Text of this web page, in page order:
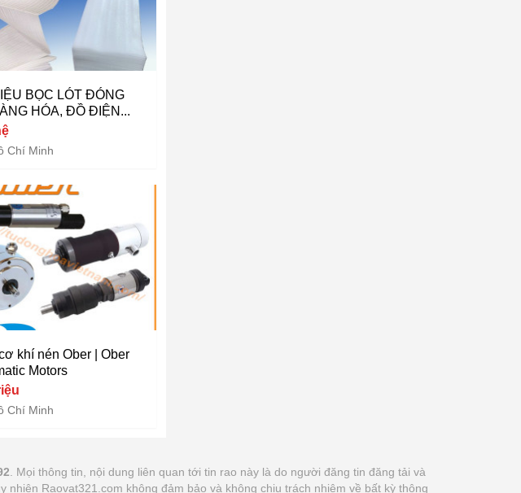
BỌC LÓT ĐÓNG
HÓA, ĐỒ ĐIỆN...
Chí Minh
khí nén Ober | Ober
Motors
Chí Minh
. Mọi thông tin, nội dung liên quan tới tin rao này là do người đăng tin đăng tải và
Raovat321.com không đảm bảo và không chịu trách nhiệm về bất kỳ thông